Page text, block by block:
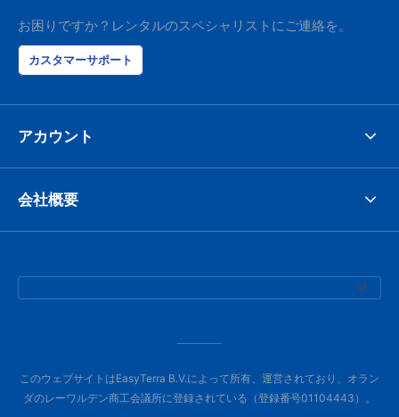
お困りですか？レンタルのスペシャリストにご連絡を。
カスタマーサポート
アカウント
会社概要
このウェブサイトはEasyTerra B.V.によって所有、運営されており、オラン
ダのレーワルデン商工会議所に登録されている（登録番号01104443）。